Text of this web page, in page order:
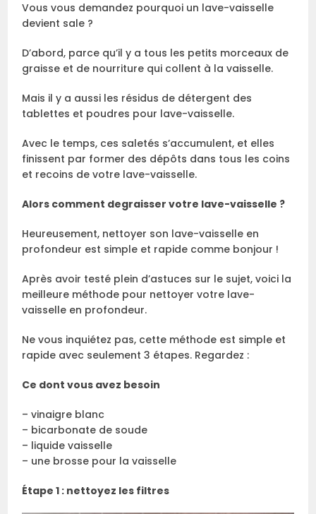
Vous vous demandez pourquoi un lave-vaisselle
devient sale ?
D’abord, parce qu’il y a tous les petits morceaux de
graisse et de nourriture qui collent à la vaisselle.
Mais il y a aussi les résidus de détergent des
tablettes et poudres pour lave-vaisselle.
Avec le temps, ces saletés s’accumulent, et elles
finissent par former des dépôts dans tous les coins
et recoins de votre lave-vaisselle.
Alors comment degraisser votre lave-vaisselle ?
Heureusement, nettoyer son lave-vaisselle en
profondeur est simple et rapide comme bonjour !
Après avoir testé plein d’astuces sur le sujet, voici la
meilleure méthode pour nettoyer votre lave-
vaisselle en profondeur.
Ne vous inquiétez pas, cette méthode est simple et
rapide avec seulement 3 étapes. Regardez :
Ce dont vous avez besoin
– vinaigre blanc
– bicarbonate de soude
– liquide vaisselle
– une brosse pour la vaisselle
Étape 1 : nettoyez les filtres